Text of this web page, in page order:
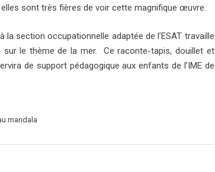
sont très fières de voir cette magnifique œuvre.
section occupationnelle adaptée de l’ESAT travaille
le thème de la mer. Ce raconte-tapis, douillet et
de support pédagogique aux enfants de l’IME de
mandala